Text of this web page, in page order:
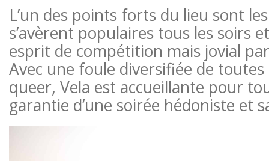
L’un des points forts du lieu sont
s’avèrent populaires tous les soirs
esprit de compétition mais jovial
Avec une foule diversifiée de
queer, Vela est accueillante pour
garantie d’une soirée hédoniste et